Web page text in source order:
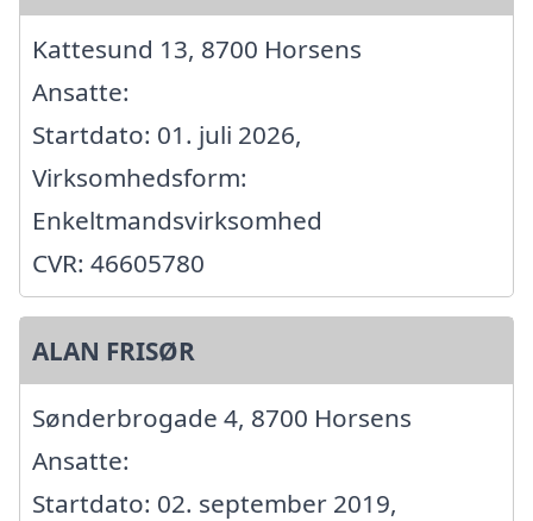
Kattesund 13, 8700 Horsens
Ansatte:
Startdato: 01. juli 2026,
Virksomhedsform:
Enkeltmandsvirksomhed
CVR: 46605780
ALAN FRISØR
Sønderbrogade 4, 8700 Horsens
Ansatte:
Startdato: 02. september 2019,